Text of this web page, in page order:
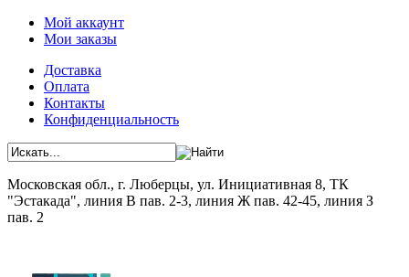
Мой аккаунт
Мои заказы
Доставка
Оплата
Контакты
Конфиденциальность
Московская обл., г. Люберцы, ул. Инициативная 8, ТК
"Эстакада", линия В пав. 2-3, линия Ж пав. 42-45, линия З
пав. 2